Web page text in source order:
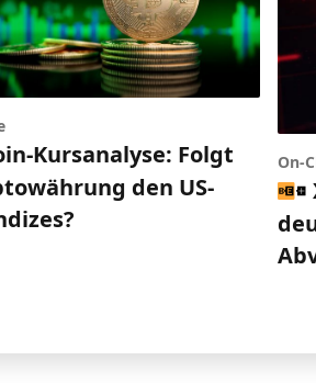
Kursanalyse: Folgt
den US-
On-